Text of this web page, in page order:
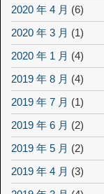
2020 年 4 月 (6)
2020 年 3 月 (1)
2020 年 1 月 (4)
2019 年 8 月 (4)
2019 年 7 月 (1)
2019 年 6 月 (2)
2019 年 5 月 (2)
2019 年 4 月 (3)